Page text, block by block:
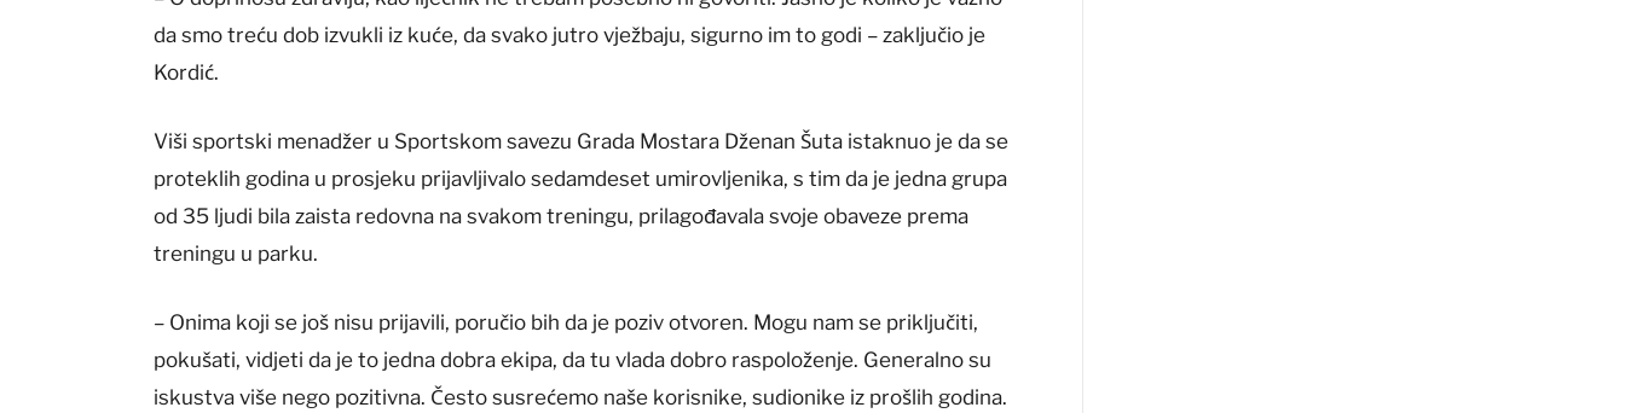
da smo treću dob izvukli iz kuće, da svako jutro vježbaju, sigurno im to godi – zaključio je
Kordić.
Viši sportski menadžer u Sportskom savezu Grada Mostara Dženan Šuta istaknuo je da se
proteklih godina u prosjeku prijavljivalo sedamdeset umirovljenika, s tim da je jedna grupa
od 35 ljudi bila zaista redovna na svakom treningu, prilagođavala svoje obaveze prema
treningu u parku.
– Onima koji se još nisu prijavili, poručio bih da je poziv otvoren. Mogu nam se priključiti,
pokušati, vidjeti da je to jedna dobra ekipa, da tu vlada dobro raspoloženje. Generalno su
iskustva više nego pozitivna. Često susrećemo naše korisnike, sudionike iz prošlih godina.